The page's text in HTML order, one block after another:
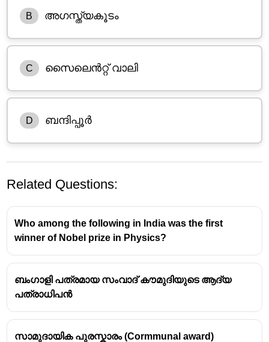
B അഗസ്ത്യകൂടം
C സൈലെൻറ്റ് വാലി
D ബന്ദിപ്പൂർ
Related Questions:
Who among the following in India was the first
winner of Nobel prize in Physics?
ബംഗാളി പത്രമായ സംവാദ് കൗമുദിയുടെ ആദ്യ
പത്രാധിപൻ
സാമുദായിക പുരസ്കാരം (Cormmunal award)